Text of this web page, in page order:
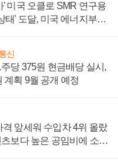
' 미국 오클로 SMR 연구용
태' 도달, 미국 에너지부
신
당 375원 현금배당 실시,
계획 9월 공개 예정
격 앞세워 수입차 4위 올랐
츠보다 높은 공임비에 소비